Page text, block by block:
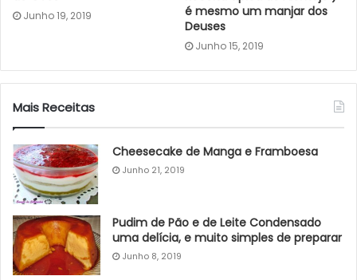
Junho 19, 2019
é mesmo um manjar dos
Deuses
Junho 15, 2019
Mais Receitas
Cheesecake de Manga e Framboesa
Junho 21, 2019
Pudim de Pão e de Leite Condensado
uma delícia, e muito simples de preparar
Junho 8, 2019